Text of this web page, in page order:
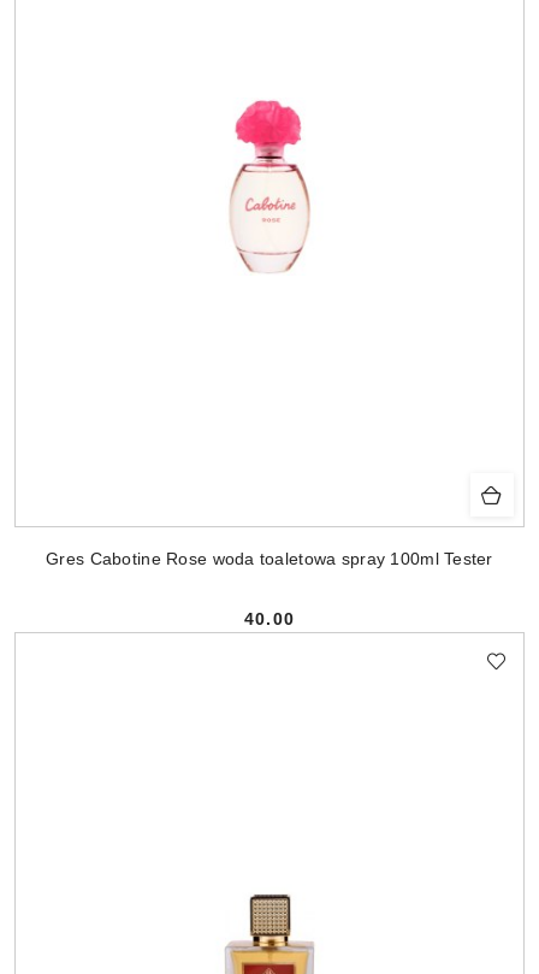
Gres Cabotine Rose woda toaletowa spray 100ml Tester
Cena:
40.00